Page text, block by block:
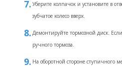
Уберите колпачок и установите в
зубчатое колесо вверх.
Демонтируйте тормозной диск.
ручного тормоза.
На оборотной стороне ступичного